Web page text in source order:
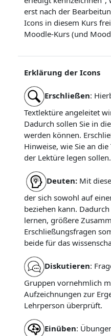
erst nach der
Icons in diesem Kurs
Moodle-Kurs (und
Erklärung der Icons
Erschließen:
Textlektüre angeleitet
Dadurch sollen Sie in
werden können.
Hinweise, wie Sie an
der Lektüre legen sollen.
Deuten:Mit
der sich sowohl auf
beziehen kann.
lernen, größere
Erschließungsfragen
beide für das
Diskutieren:
Gruppen vornehmlich
Aufzeichnungen zur
Lehrperson überprüft.
Einüben: